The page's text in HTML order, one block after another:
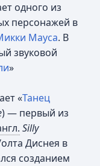
одного из
персонажей в
Мауса. В
звуковой
»
«Танец
) — первый из
Silly
Диснея в
созданием